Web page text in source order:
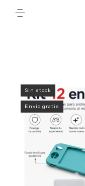
Sin stock
Envío gratis